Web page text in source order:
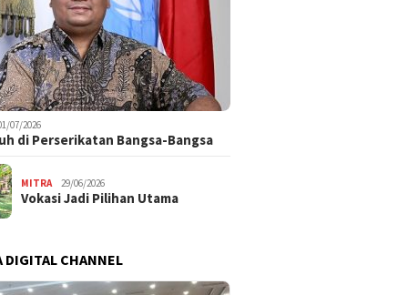
07/2026
di Perserikatan Bangsa-Bangsa
MITRA 29/06/2026
Vokasi Jadi Pilihan Utama
DIGITAL CHANNEL